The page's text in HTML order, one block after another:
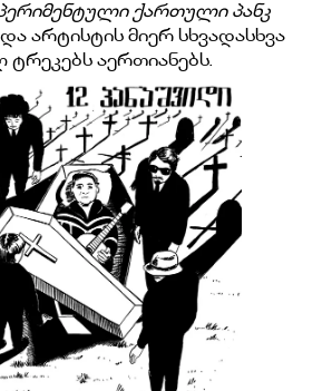
ქართული პანკ
არტისტის მიერ სხვადასხვა
აერთიანებს.